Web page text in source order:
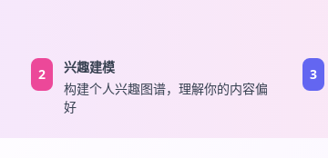
2
兴趣建模
构建个人兴趣图谱，理解你的内容偏
好
3